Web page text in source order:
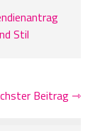
Stil
Beitrag ⇾